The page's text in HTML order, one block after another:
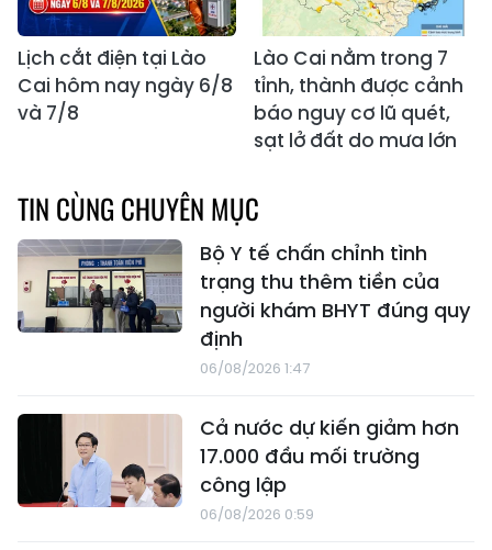
Lịch cắt điện tại Lào
Cai hôm nay ngày 6/8
và 7/8
Lào Cai nằm trong 7
tỉnh, thành được cảnh
báo nguy cơ lũ quét,
sạt lở đất do mưa lớn
TIN CÙNG CHUYÊN MỤC
Bộ Y tế chấn chỉnh tình
trạng thu thêm tiền của
người khám BHYT đúng quy
định
06/08/2026 1:47
Cả nước dự kiến giảm hơn
17.000 đầu mối trường
công lập
06/08/2026 0:59